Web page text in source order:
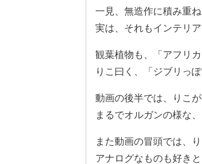
一見、無造作に積み重
実は、それもインテリ
観葉植物も、「アフリ
りこ曰く、「ジブリっ
動画の後半では、りこ
まるでオルガンの様な
また動画の冒頭では、
アナログなものも好きと